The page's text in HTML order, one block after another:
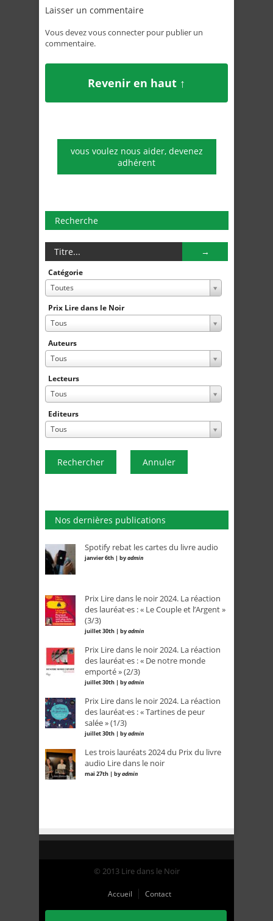
Laisser un commentaire
Vous devezvous connecter pour publier un
commentaire.
Revenir en haut ↑
vous voulez nous aider, devenez
adhérent
Recherche
Catégorie
Toutes
Prix Lire dans le Noir
Tous
Auteurs
Tous
Lecteurs
Tous
Editeurs
Tous
Rechercher Annuler
Nos dernières publications
Spotify rebat les cartes du livre audio
janvier 6th | byadmin
Prix Lire dans le noir 2024. La réaction
des lauréat·es : « Le Couple et l’Argent »
(3/3)
juillet 30th | byadmin
Prix Lire dans le noir 2024. La réaction
des lauréat·es : « De notre monde
emporté » (2/3)
juillet 30th | byadmin
Prix Lire dans le noir 2024. La réaction
des lauréat·es : « Tartines de peur
salée » (1/3)
juillet 30th | byadmin
Les trois lauréats 2024 du Prix du livre
audio Lire dans le noir
mai 27th | byadmin
© 2013 Lire dans le Noir
Accueil Contact